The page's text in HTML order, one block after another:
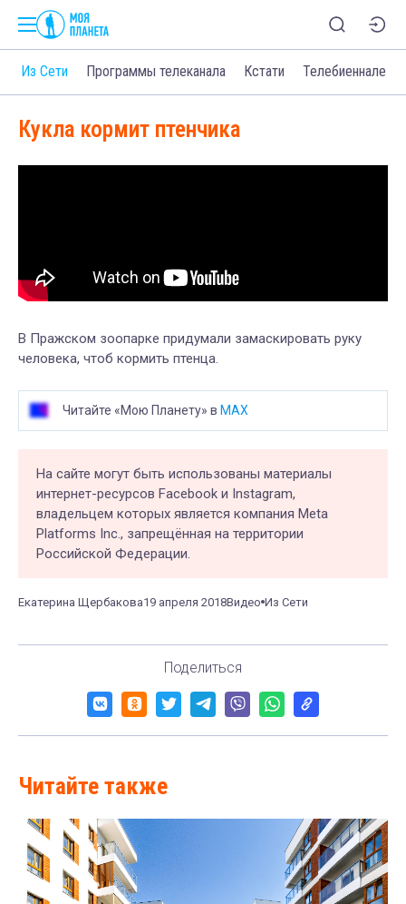
Из Сети Программы телеканала Кстати Телебиеннале
Кукла кормит птенчика
В Пражском зоопарке придумали замаскировать руку
человека, чтоб кормить птенца.
Читайте «Мою Планету» в MAX
На сайте могут быть использованы материалы
интернет-ресурсов Facebook и Instagram,
владельцем которых является компания Meta
Platforms Inc., запрещённая на территории
Российской Федерации.
Екатерина Щербакова19 апреля 2018Видео Из Сети
Поделиться
Читайте также